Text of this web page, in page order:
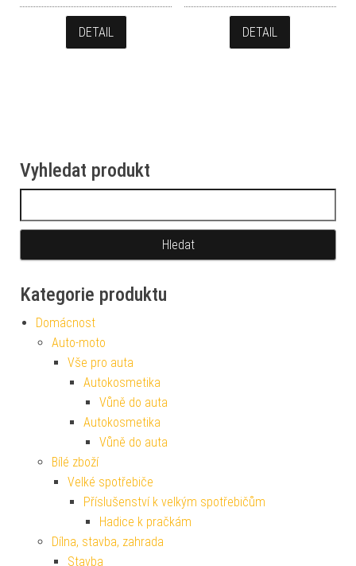
DETAIL DETAIL
Vyhledat produkt
Kategorie produktu
Domácnost
Auto-moto
Vše pro auta
Autokosmetika
Vůně do auta
Autokosmetika
Vůně do auta
Bílé zboží
Velké spotřebiče
Příslušenství k velkým spotřebičům
Hadice k pračkám
Dílna, stavba, zahrada
Stavba